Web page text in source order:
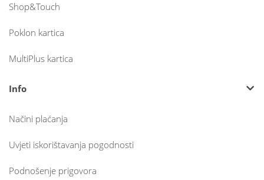
Shop&Touch
Poklon kartica
MultiPlus kartica
Info
Načini plaćanja
Uvjeti iskorištavanja pogodnosti
Podnošenje prigovora